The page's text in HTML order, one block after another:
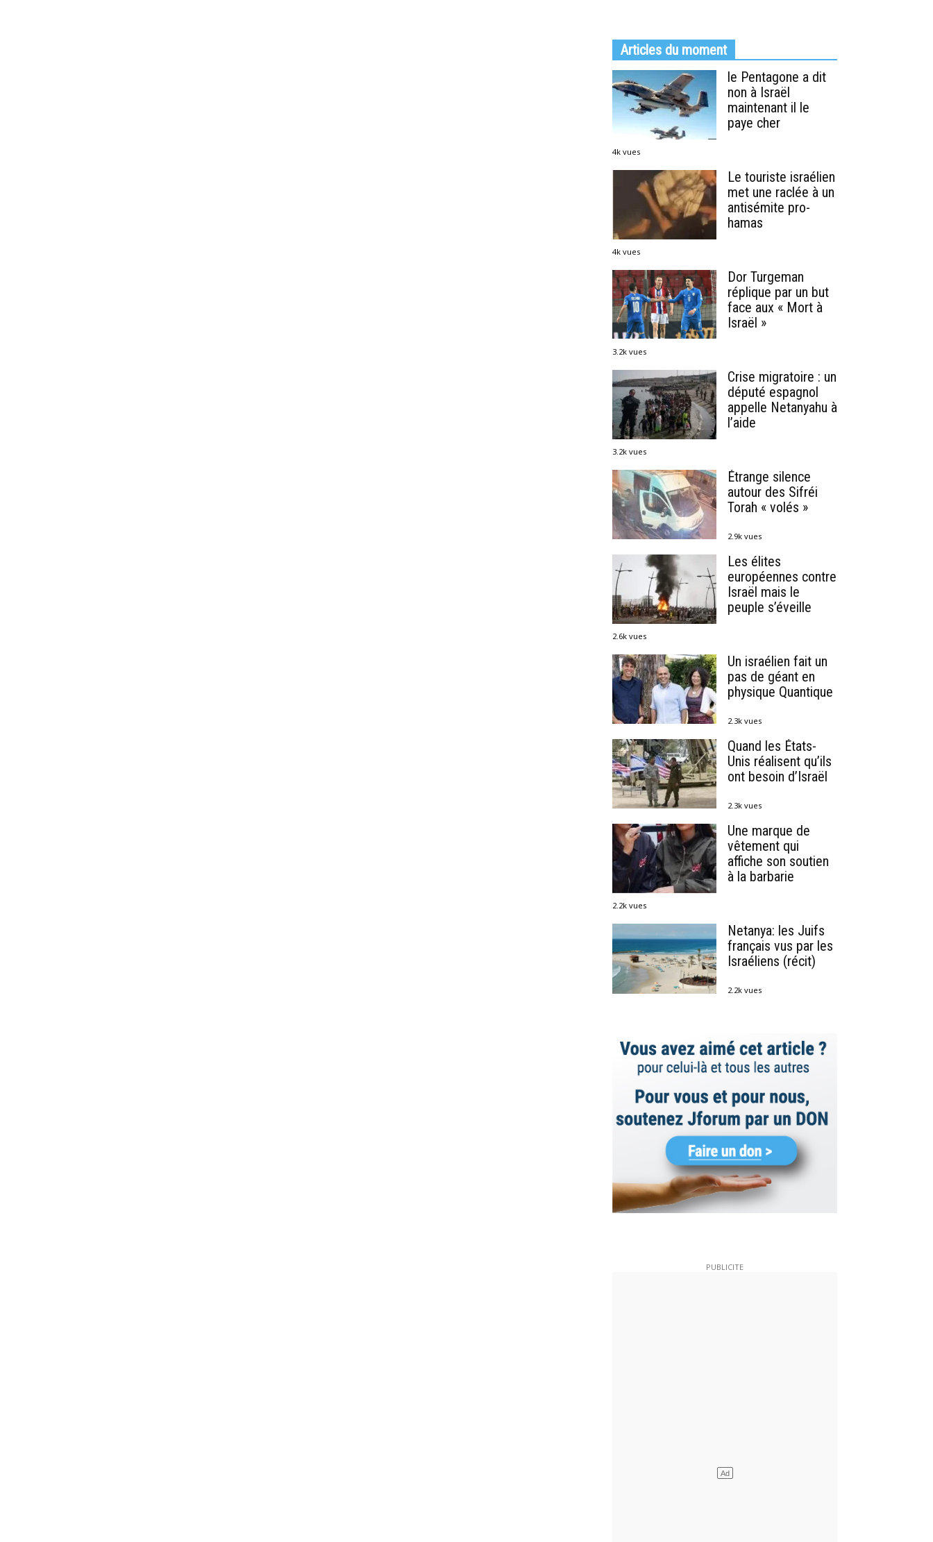
Articles du moment
le Pentagone a dit
non à Israël
maintenant il le
paye cher
4k vues
Le touriste israélien
met une raclée à un
antisémite pro-
hamas
4k vues
Dor Turgeman
réplique par un but
face aux « Mort à
Israël »
3.2k vues
Crise migratoire : un
député espagnol
appelle Netanyahu à
l’aide
3.2k vues
Étrange silence
autour des Sifréi
Torah « volés »
2.9k vues
Les élites
européennes contre
Israël mais le
peuple s’éveille
2.6k vues
Un israélien fait un
pas de géant en
physique Quantique
2.3k vues
Quand les États-
Unis réalisent qu’ils
ont besoin d’Israël
2.3k vues
Une marque de
vêtement qui
affiche son soutien
à la barbarie
2.2k vues
Netanya: les Juifs
français vus par les
Israéliens (récit)
2.2k vues